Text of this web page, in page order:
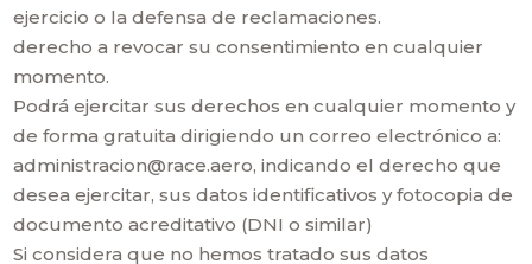
ejercicio o la defensa de reclamaciones.
derecho a revocar su consentimiento en cualquier
momento.
Podrá ejercitar sus derechos en cualquier momento y
de forma gratuita dirigiendo un correo electrónico a:
administracion@race.aero, indicando el derecho que
desea ejercitar, sus datos identificativos y fotocopia de
documento acreditativo (DNI o similar)
Si considera que no hemos tratado sus datos